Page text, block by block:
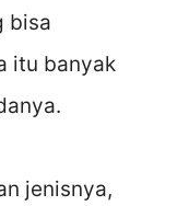
bisa
itu banyak
jenisnya,